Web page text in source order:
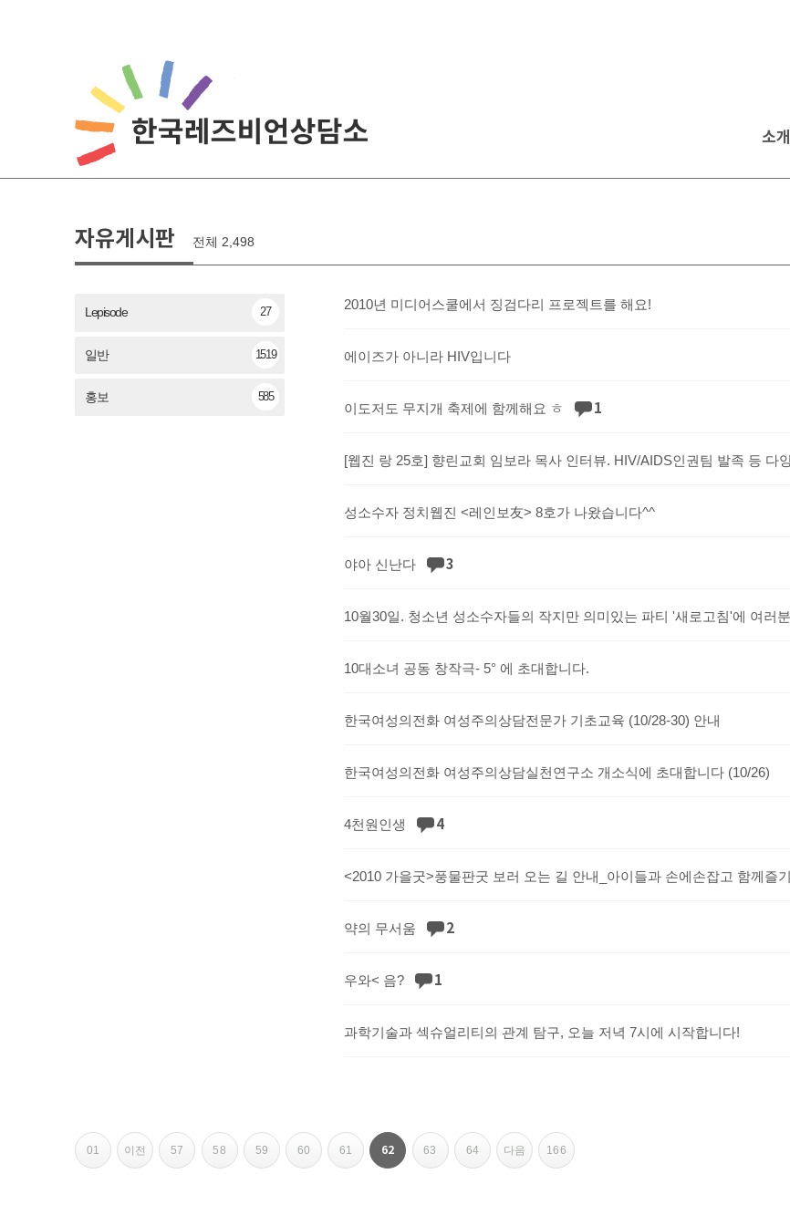
소개
자유게시판 전체 2,498
Lepisode 27
일반 1519
홍보 585
2010년 미디어스쿨에서 징검다리 프로젝트를 해요!
에이즈가 아니라 HIV입니다
이도저도 무지개 축제에 함께해요 ㅎ 1
성소수자 정치웹진 <레인보友> 8호가 나왔습니다^^
야아 신난다 3
10대소녀 공동 창작극- 5° 에 초대합니다.
한국여성의전화 여성주의상담전문가 기초교육 (10/28-30) 안내
한국여성의전화 여성주의상담실천연구소 개소식에 초대합니다 (10/26)
4천원인생 4
약의 무서움 2
우와< 음? 1
과학기술과 섹슈얼리티의 관계 탐구, 오늘 저녁 7시에 시작합니다!
01 이전 57
페이지 58
페이지 59
페이지 60
페이지 61
페이지
열린 62
페이지 63
페이지 64
페이지 다음 166